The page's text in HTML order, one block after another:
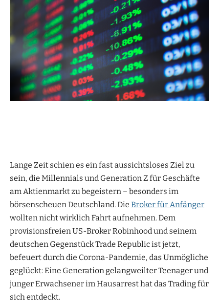
Lange Zeit schien es ein fast aussichtsloses Ziel zu
sein, die Millennials und Generation Z für Geschäfte
am Aktienmarkt zu begeistern – besonders im
börsenscheuen Deutschland. Die Broker für Anfänger
wollten nicht wirklich Fahrt aufnehmen. Dem
provisionsfreien US-Broker Robinhood und seinem
deutschen Gegenstück Trade Republic ist jetzt,
befeuert durch die Corona-Pandemie, das Unmögliche
geglückt: Eine Generation gelangweilter Teenager und
junger Erwachsener im Hausarrest hat das Trading für
sich entdeckt.